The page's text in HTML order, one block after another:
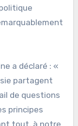
a déclaré : «
partagent
de questions
principes
tout, à notre